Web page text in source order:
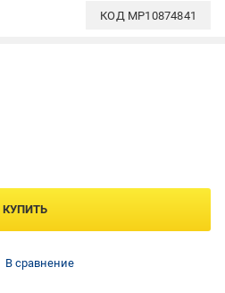
КОД MP10874841
КУПИТЬ
В сравнение